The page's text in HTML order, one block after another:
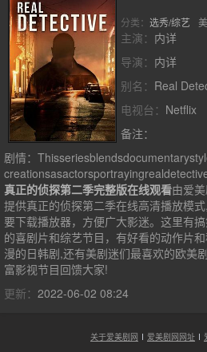
分类： 选秀/综艺
主演： 内详
导演： 内详
别名： Real
电视台： Netflix
备注：
剧情：
真正的侦探第二季完整版在线观看由爱
提供真正的侦探第二季在线高清播放模
要下载播放器，方便广大影迷。这里有
的喜剧片和综艺节目，有好看的动作片
漫的日韩剧,还有美剧迷们最喜欢的欧美
富影视节目回馈大家!
更新： 2022-06-02 08:24
关于爱美剧网 爱美剧网网址